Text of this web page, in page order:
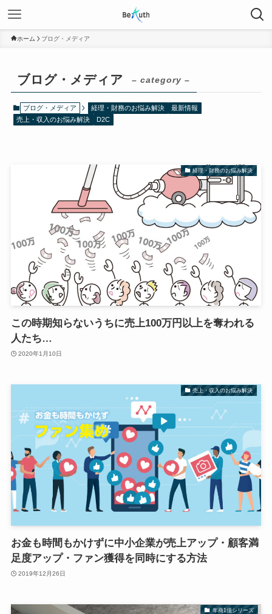
ホーム ブログ・メディア
ブログ・メディア – category –
ブログ・メディア 経理・財務のお悩み解決
最新情報
売上・収入のお悩み解決
D2C
経理・財務のお悩み解決
この時期知らないうちに売上100万円以上を奪われる
人たち…
2020年1月10日
売上・収入のお悩み解決
お金も時間もかけずに中小企業が売上アップ・顧客満
足度アップ・ファン獲得を同時にする方法
2019年12月26日
年商1億シリーズ